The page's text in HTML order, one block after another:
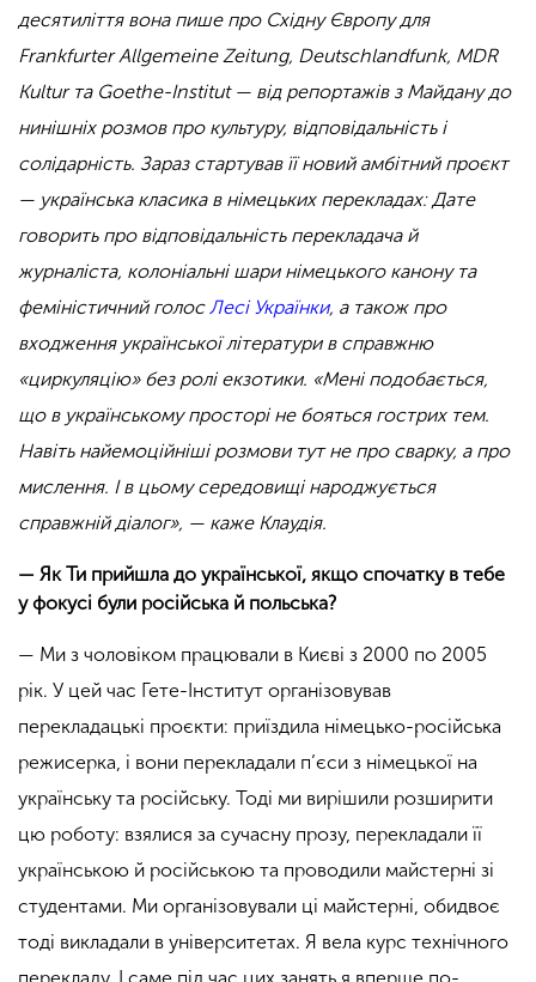
десятиліття вона пише про Східну Європу для
Frankfurter Allgemeine Zeitung, Deutschlandfunk, MDR
Kultur та Goethe-Institut — від репортажів з Майдану до
нинішніх розмов про культуру, відповідальність і
солідарність. Зараз стартував її новий амбітний проєкт
— українська класика в німецьких перекладах: Дате
говорить про відповідальність перекладача й
журналіста, колоніальні шари німецького канону та
феміністичний голосЛесі Українки, а також про
входження української літератури в справжню
«циркуляцію» без ролі екзотики. «Мені подобається,
що в українському просторі не бояться гострих тем.
Навіть найемоційніші розмови тут не про сварку, а про
мислення. І в цьому середовищі народжується
справжній діалог», — каже Клаудія.
— Як Ти прийшла до української, якщо спочатку в тебе
у фокусі були російська й польська?
— Ми з чоловіком працювали в Києві з 2000 по 2005
рік. У цей час Гете-Інститут організовував
перекладацькі проєкти: приїздила німецько-російська
режисерка, і вони перекладали п’єси з німецької на
українську та російську. Тоді ми вирішили розширити
цю роботу: взялися за сучасну прозу, перекладали її
українською й російською та проводили майстерні зі
студентами. Ми організовували ці майстерні, обидвоє
тоді викладали в університетах. Я вела курс технічного